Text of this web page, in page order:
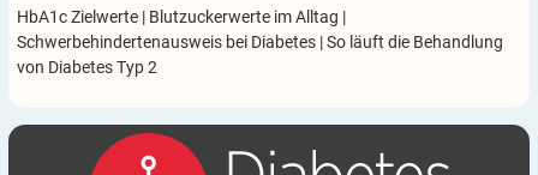
HbA1c Zielwerte | Blutzuckerwerte im Alltag |
Schwerbehindertenausweis bei Diabetes |So läuft die Behandlung
von Diabetes Typ 2